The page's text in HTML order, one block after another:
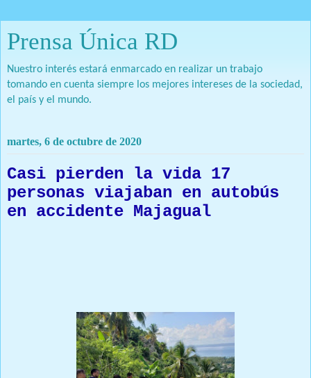
Prensa Única RD
Nuestro interés estará enmarcado en realizar un trabajo
tomando en cuenta siempre los mejores intereses de la sociedad,
el país y el mundo.
martes, 6 de octubre de 2020
Casi pierden la vida 17
personas viajaban en autobús
en accidente Majagual